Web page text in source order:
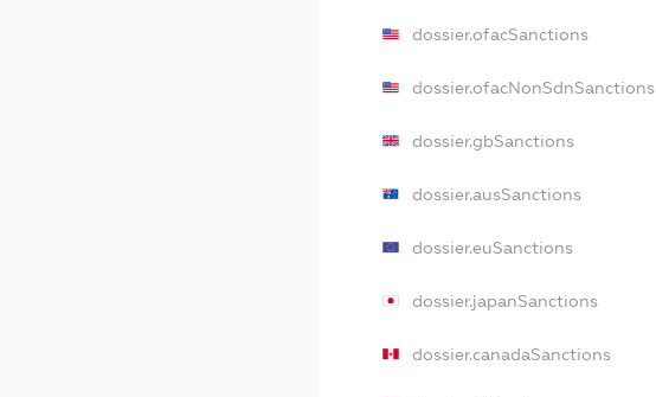
dossier.ofacSanctions
dossier.ofacNonSdnSanctions
dossier.gbSanctions
dossier.ausSanctions
dossier.euSanctions
dossier.japanSanctions
dossier.canadaSanctions